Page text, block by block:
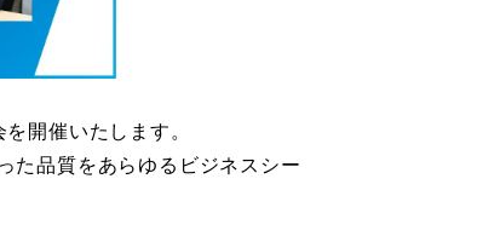
開催いたします。
た品質をあらゆるビジネスシー